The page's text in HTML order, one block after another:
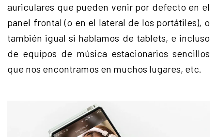
auriculares que pueden venir por defecto en el
panel frontal (o en el lateral de los portátiles), o
también igual si hablamos de tablets, e incluso
de equipos de música estacionarios sencillos
que nos encontramos en muchos lugares, etc.